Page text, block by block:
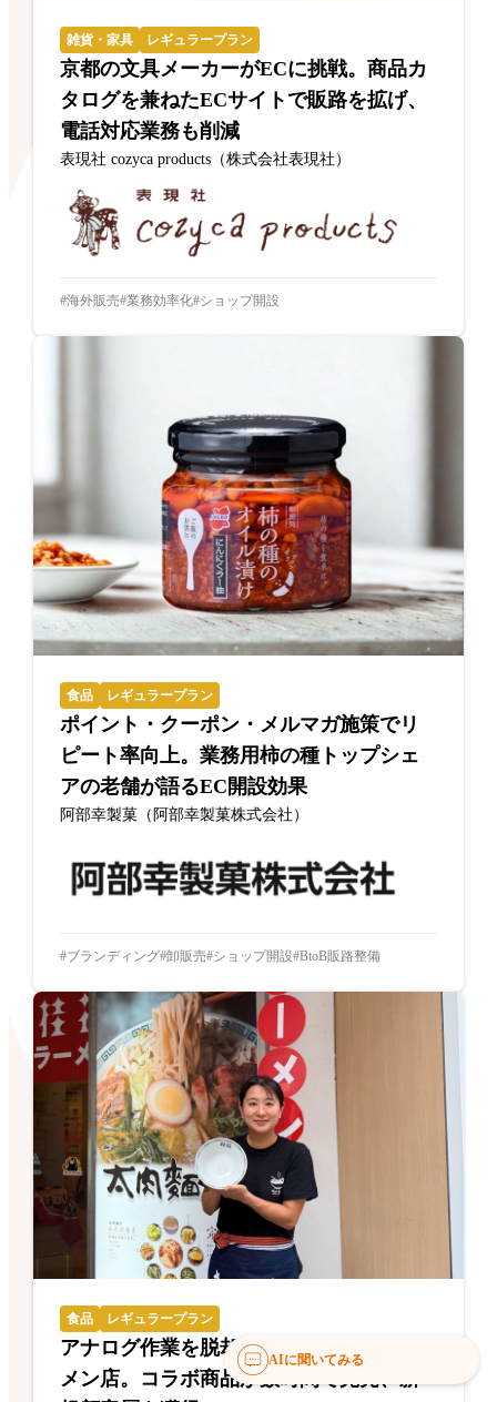
雑貨・家具 レギュラープラン
京都の文具メーカーがECに挑戦。商品カ
タログを兼ねたECサイトで販路を拡げ、
電話対応業務も削減
表現社 cozyca products（株式会社表現社）
海外販売 業務効率化 ショップ開設
食品 レギュラープラン
ポイント・クーポン・メルマガ施策でリ
ピート率向上。業務用柿の種トップシェ
アの老舗が語るEC開設効果
阿部幸製菓（阿部幸製菓株式会社）
ブランディング 卸販売 ショップ開設 BtoB販路整備
食品 レギュラープラン
アナログ作業を脱却した創業70年のラー
メン店。コラボ商品が数時間で完売、新
AIに聞いてみる